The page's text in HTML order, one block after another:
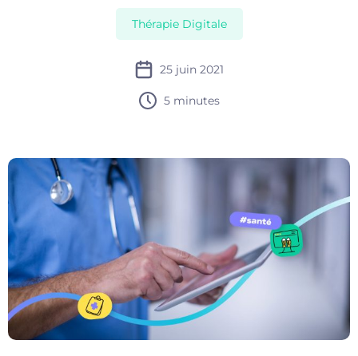
Thérapie Digitale
25 juin 2021
5 minutes